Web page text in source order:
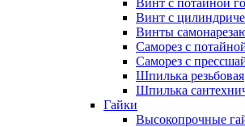
Винт с потайной
Винт с
Винты
Саморез с
Саморез с
Шпилька резьбовая
Шпилька
Гайки
Высокопрочные